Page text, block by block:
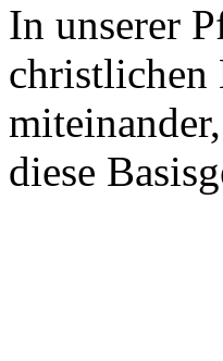
In unserer
christlichen
diese